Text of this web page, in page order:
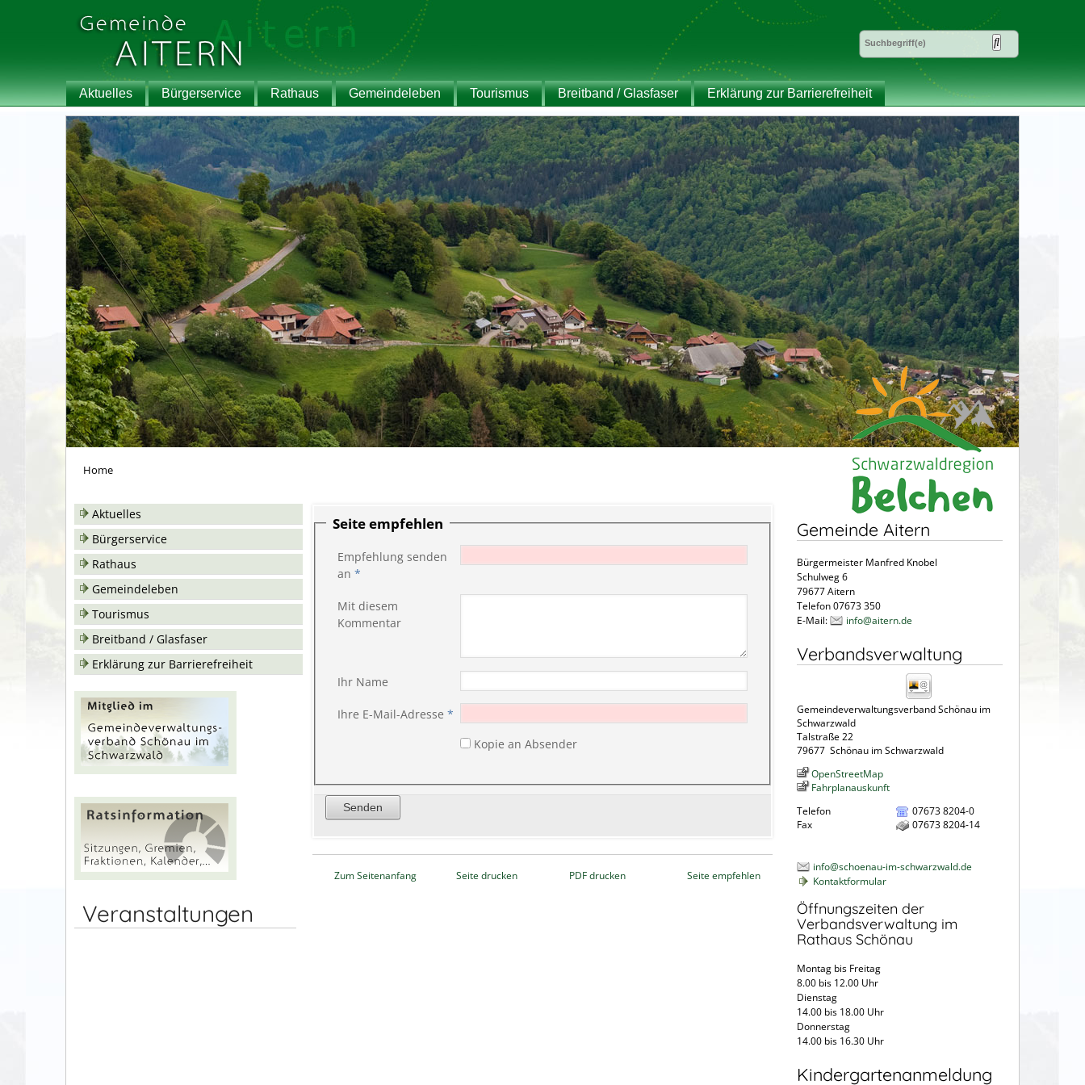
Aktuelles Bürgerservice Rathaus Gemeindeleben Tourismus Breitband / Glasfaser Erklärung zur Barrierefreiheit
Home
Aktuelles
Bürgerservice
Rathaus
Gemeindeleben
Tourismus
Breitband / Glasfaser
Erklärung zur Barrierefreiheit
Veranstaltungen
Seite empfehlen
Empfehlung senden
an *
Mit diesem
Kommentar
Ihr Name
Ihre E-Mail-Adresse *
Kopie an Absender
Zum Seitenanfang Seite drucken PDF drucken Seite empfehlen
Gemeinde Aitern
Bürgermeister Manfred Knobel
Schulweg 6
79677 Aitern
Telefon 07673 350
E-Mail:
info@aitern.de
Verbandsverwaltung
Gemeindeverwaltungsverband Schönau im
Schwarzwald
Talstraße 22
79677 Schönau im Schwarzwald
OpenStreetMap
Fahrplanauskunft
Telefon
07673 8204-0
Fax
07673 8204-14
info@schoenau-im-schwarzwald.de
Kontaktformular
Öffnungszeiten der
Verbandsverwaltung im
Rathaus Schönau
Montag bis Freitag
8.00 bis 12.00 Uhr
Dienstag
14.00 bis 18.00 Uhr
Donnerstag
14.00 bis 16.30 Uhr
Kindergartenanmeldung